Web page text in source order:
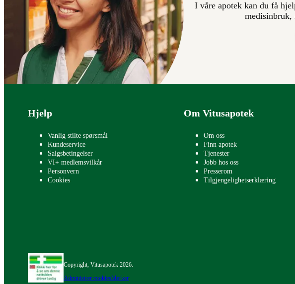
I våre apotek kan du få
medisinbruk,
Bunntekst
Hjelp
Vanlig stilte spørsmål
Kundeservice
Salgsbetingelser
VI+ medlemsvilkår
Personvern
Cookies
Om Vitusapotek
Om oss
Finn apotek
Tjenester
Jobb hos oss
Presserom
Tilgjengelighetserklæring
Copyright, Vitusapotek 2026.
Administrer cookiesMerker